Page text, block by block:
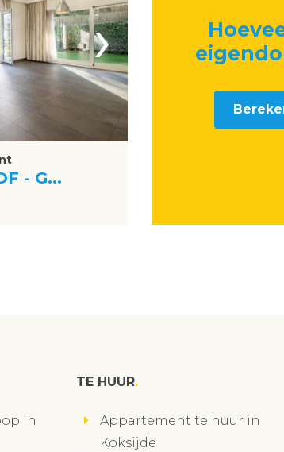
›
- G...
in
TE HUUR
Appartement te huur in
Koksijde